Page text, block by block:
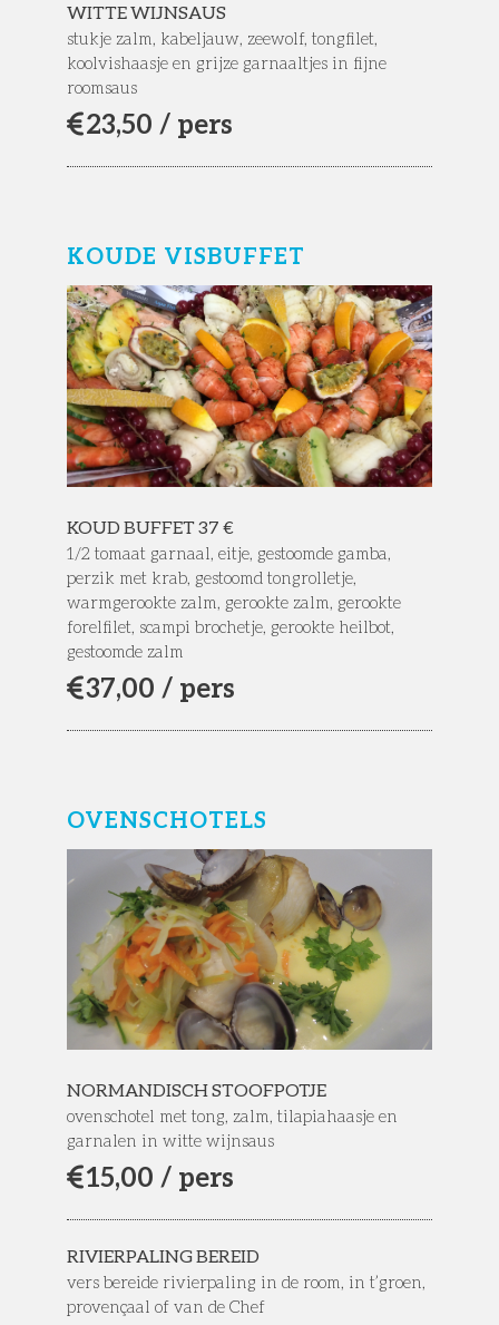
WITTE WIJNSAUS
stukje zalm, kabeljauw, zeewolf, tongfilet,
koolvishaasje en grijze garnaaltjes in fijne
roomsaus
23,50 / pers
KOUDE VISBUFFET
KOUD BUFFET 37 €
1/2 tomaat garnaal, eitje, gestoomde gamba,
perzik met krab, gestoomd tongrolletje,
warmgerookte zalm, gerookte zalm, gerookte
forelfilet, scampi brochetje, gerookte heilbot,
gestoomde zalm
37,00 / pers
OVENSCHOTELS
NORMANDISCH STOOFPOTJE
ovenschotel met tong, zalm, tilapiahaasje en
garnalen in witte wijnsaus
15,00 / pers
RIVIERPALING BEREID
vers bereide rivierpaling in de room, in t’groen,
provençaal of van de Chef